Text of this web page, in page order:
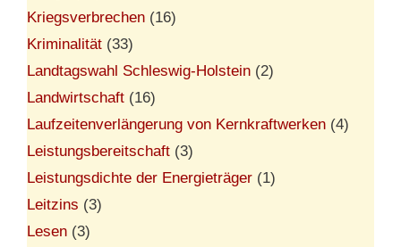
Kriegsverbrechen (16)
Kriminalität (33)
Landtagswahl Schleswig-Holstein (2)
Landwirtschaft (16)
Laufzeitenverlängerung von Kernkraftwerken (4)
Leistungsbereitschaft (3)
Leistungsdichte der Energieträger (1)
Leitzins (3)
Lesen (3)